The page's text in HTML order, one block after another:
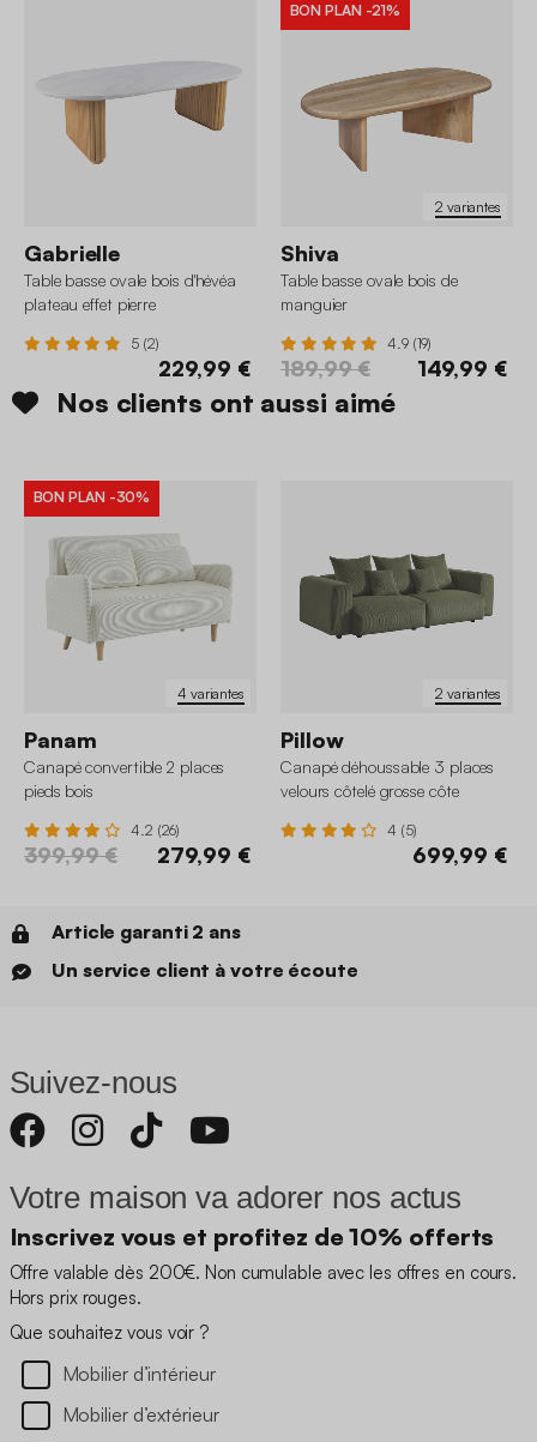
Gabrielle
Table basse ovale bois d'hévéa
plateau effet pierre
5 (2)
229,99 €
2 variantes
BON PLAN -21%
Shiva
Table basse ovale bois de
manguier
4.9 (19)
189,99 € 149,99 €
Nos clients ont aussi aimé
4 variantes
BON PLAN -30%
Panam
Canapé convertible 2 places
pieds bois
4.2 (26)
399,99 € 279,99 €
2 variantes
Pillow
Canapé déhoussable 3 places
velours côtelé grosse côte
4 (5)
699,99 €
Article garanti 2 ans
Un service client à votre écoute
Suivez-nous
Votre maison va adorer nos actus
Inscrivez vous et profitez de 10% offerts
Offre valable dès 200€. Non cumulable avec les offres en cours.
Hors prix rouges.
Que souhaitez vous voir ?
Mobilier d’intérieur
Mobilier d’extérieur